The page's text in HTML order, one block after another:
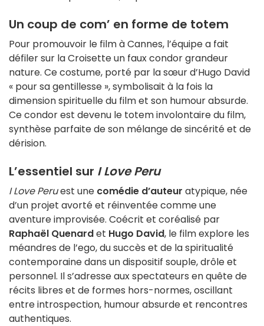
Un coup de com’ en forme de totem
Pour promouvoir le film à Cannes, l’équipe a fait
défiler sur la Croisette un faux condor grandeur
nature. Ce costume, porté par la sœur d’Hugo David
« pour sa gentillesse », symbolisait à la fois la
dimension spirituelle du film et son humour absurde.
Ce condor est devenu le totem involontaire du film,
synthèse parfaite de son mélange de sincérité et de
dérision.
L’essentiel sur I Love Peru
I Love Peruest une comédie d’auteur atypique, née
d’un projet avorté et réinventée comme une
aventure improvisée. Coécrit et coréalisé par
Raphaël Quenardet Hugo David, le film explore les
méandres de l’ego, du succès et de la spiritualité
contemporaine dans un dispositif souple, drôle et
personnel. Il s’adresse aux spectateurs en quête de
récits libres et de formes hors-normes, oscillant
entre introspection, humour absurde et rencontres
authentiques.